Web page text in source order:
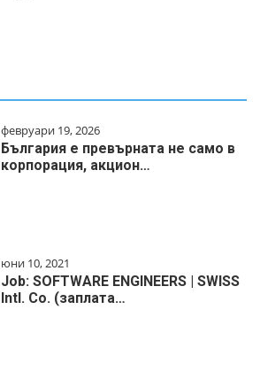
февруари 19, 2026
България е превърната не само в
корпорация, акцион…
юни 10, 2021
Job: SOFTWARE ENGINEERS | SWISS
Intl. Co. (заплата…